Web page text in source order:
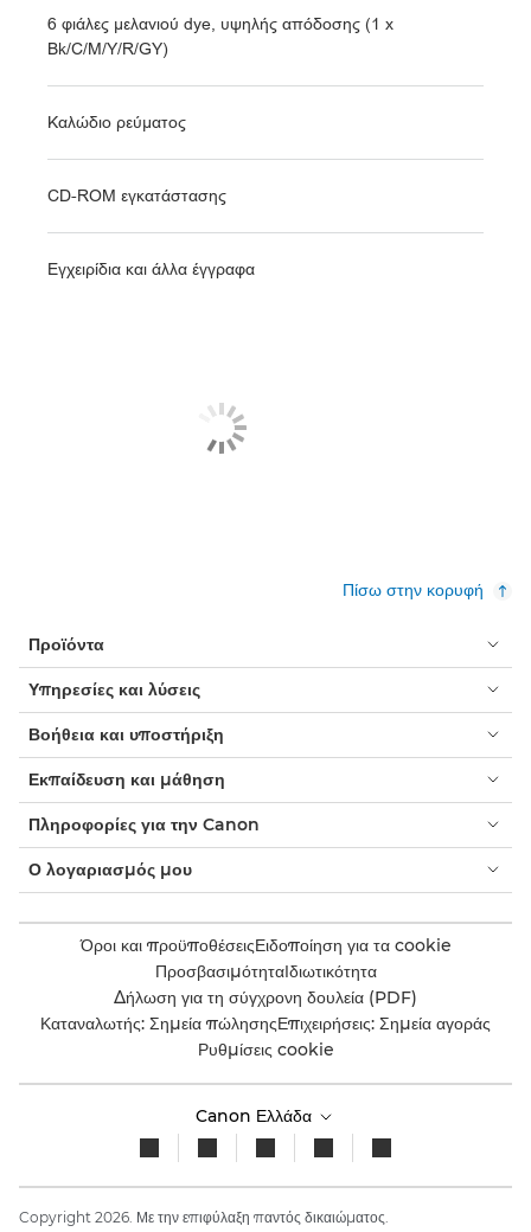
6 φιάλες μελανιού dye, υψηλής απόδοσης (1 x
Bk/C/M/Y/R/GY)
Καλώδιο ρεύματος
CD-ROM εγκατάστασης
Εγχειρίδια και άλλα έγγραφα
Πίσω στην κορυφή
Προϊόντα
Υπηρεσίες και λύσεις
Βοήθεια και υποστήριξη
Εκπαίδευση και μάθηση
Πληροφορίες για την Canon
Ο λογαριασμός μου
Όροι και προϋποθέσειςΕιδοποίηση για τα cookie
ΠροσβασιμότηταΙδιωτικότητα
Δήλωση για τη σύγχρονη δουλεία (PDF)
Καταναλωτής: Σημεία πώλησηςΕπιχειρήσεις: Σημεία αγοράς
Ρυθμίσεις cookie
Canon Ελλάδα
Copyright 2026. Με την επιφύλαξη παντός δικαιώματος.